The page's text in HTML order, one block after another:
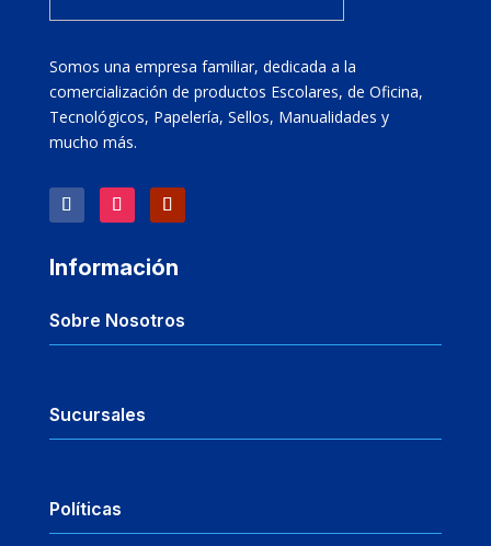
Somos una empresa familiar, dedicada a la
comercialización de productos Escolares, de Oficina,
Tecnológicos, Papelería, Sellos, Manualidades y
mucho más.
Información
Sobre Nosotros
Sucursales
Políticas